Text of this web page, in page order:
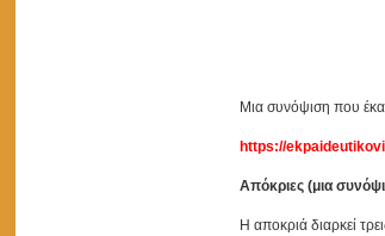
Μια συνόψιση που
https://
Απόκριες (μια
Η αποκριά διαρκεί